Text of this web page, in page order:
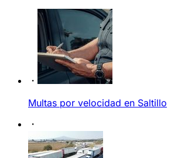
Multas por velocidad en Saltillo